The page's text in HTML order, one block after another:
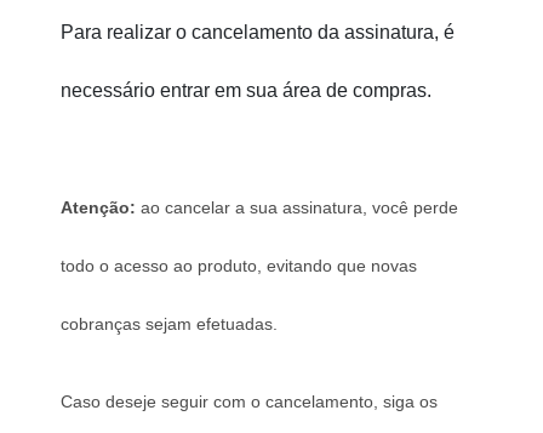
Para realizar o cancelamento da assinatura, é
necessário entrar em sua área de compras.
Atenção: ao cancelar a sua assinatura, você perde
todo o acesso ao produto, evitando que novas
cobranças sejam efetuadas.
Caso deseje seguir com o cancelamento, siga os